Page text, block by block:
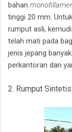
bahan
tinggi 20 mm.
rumput asli,
telah mati pada
jenis jepang
perkantoran dan
2. Rumput